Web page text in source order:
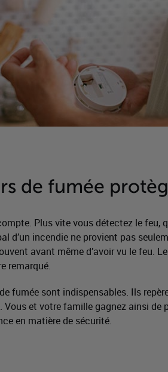
de fumée
Plus vite vous détectez le
d’un incendie ne provient pas
avant même d’avoir vu le feu.
remarqué.
fumée sont indispensables. Ils
et votre famille gagnez ainsi
en matière de sécurité.